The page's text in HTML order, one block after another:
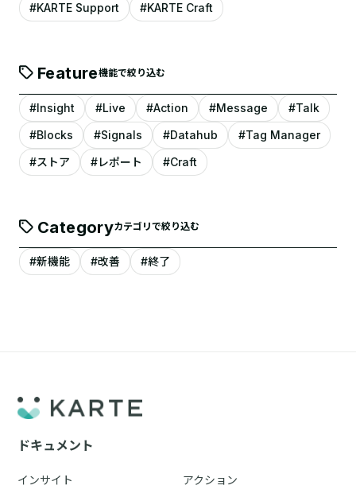
#KARTE Support
#KARTE Craft
Feature機能で絞り込む
#Insight #Live #Action #Message
#Talk
#Blocks
#Signals #Datahub
#Tag Manager
#ストア
#レポート #Craft
Categoryカテゴリで絞り込む
#新機能 #改善 #終了
ドキュメント
インサイト
アクション